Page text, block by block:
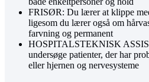
FRISØR: Du lærer at klippe
ligesom du lærer også om
farvning og permanent
HOSPITALSTEKNISK
undersøge patienter, der har
eller hjernen og nervesysteme